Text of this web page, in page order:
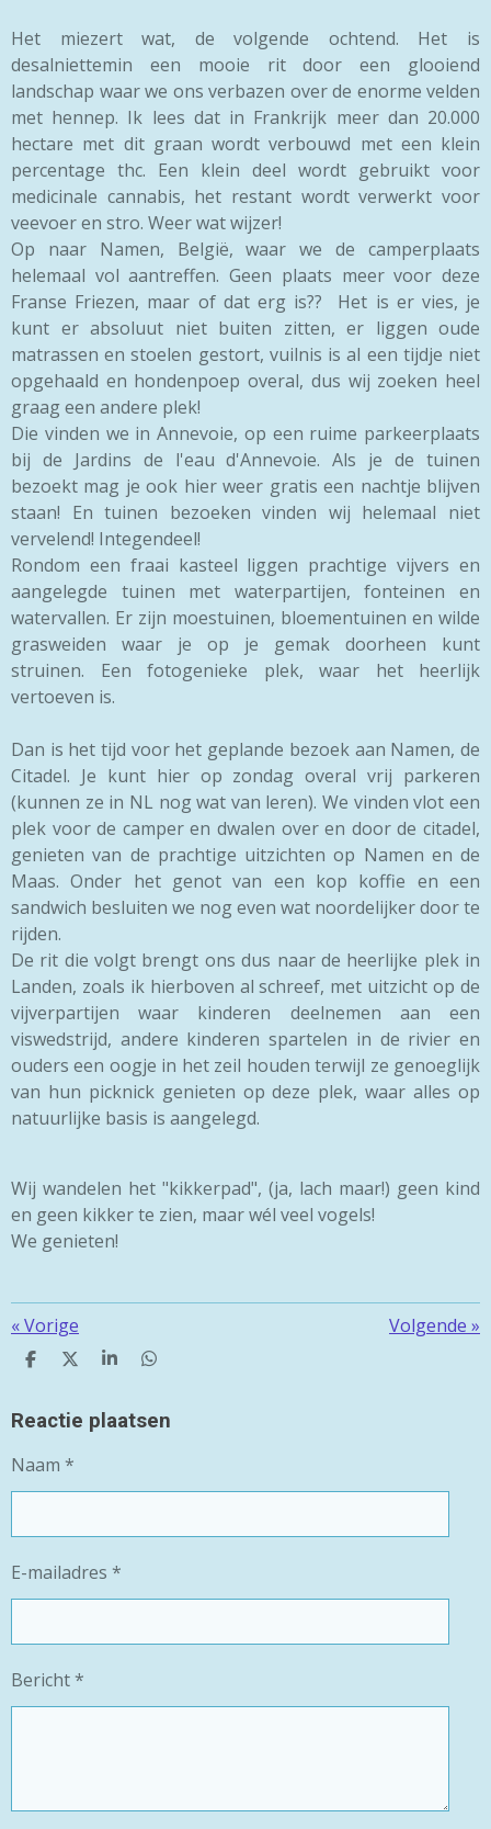
Het miezert wat, de volgende ochtend. Het is
desalniettemin een mooie rit door een glooiend
landschap waar we ons verbazen over de enorme velden
met hennep. Ik lees dat in Frankrijk meer dan 20.000
hectare met dit graan wordt verbouwd met een klein
percentage thc. Een klein deel wordt gebruikt voor
medicinale cannabis, het restant wordt verwerkt voor
veevoer en stro. Weer wat wijzer!
Op naar Namen, België, waar we de camperplaats
helemaal vol aantreffen. Geen plaats meer voor deze
Franse Friezen, maar of dat erg is?? Het is er vies, je
kunt er absoluut niet buiten zitten, er liggen oude
matrassen en stoelen gestort, vuilnis is al een tijdje niet
opgehaald en hondenpoep overal, dus wij zoeken heel
graag een andere plek!
Die vinden we in Annevoie, op een ruime parkeerplaats
bij de Jardins de l'eau d'Annevoie. Als je de tuinen
bezoekt mag je ook hier weer gratis een nachtje blijven
staan! En tuinen bezoeken vinden wij helemaal niet
vervelend! Integendeel!
Rondom een fraai kasteel liggen prachtige vijvers en
aangelegde tuinen met waterpartijen, fonteinen en
watervallen. Er zijn moestuinen, bloementuinen en wilde
grasweiden waar je op je gemak doorheen kunt
struinen. Een fotogenieke plek, waar het heerlijk
vertoeven is.
Dan is het tijd voor het geplande bezoek aan Namen, de
Citadel. Je kunt hier op zondag overal vrij parkeren
(kunnen ze in NL nog wat van leren). We vinden vlot een
plek voor de camper en dwalen over en door de citadel,
genieten van de prachtige uitzichten op Namen en de
Maas. Onder het genot van een kop koffie en een
sandwich besluiten we nog even wat noordelijker door te
rijden.
De rit die volgt brengt ons dus naar de heerlijke plek in
Landen, zoals ik hierboven al schreef, met uitzicht op de
vijverpartijen waar kinderen deelnemen aan een
viswedstrijd, andere kinderen spartelen in de rivier en
ouders een oogje in het zeil houden terwijl ze genoeglijk
van hun picknick genieten op deze plek, waar alles op
natuurlijke basis is aangelegd.
Wij wandelen het "kikkerpad", (ja, lach maar!) geen kind
en geen kikker te zien, maar wél veel vogels!
We genieten!
«Vorige Volgende »
D
E
D
L
S
R
D
E
Reactie plaatsen
Naam *
E-mailadres *
Bericht *